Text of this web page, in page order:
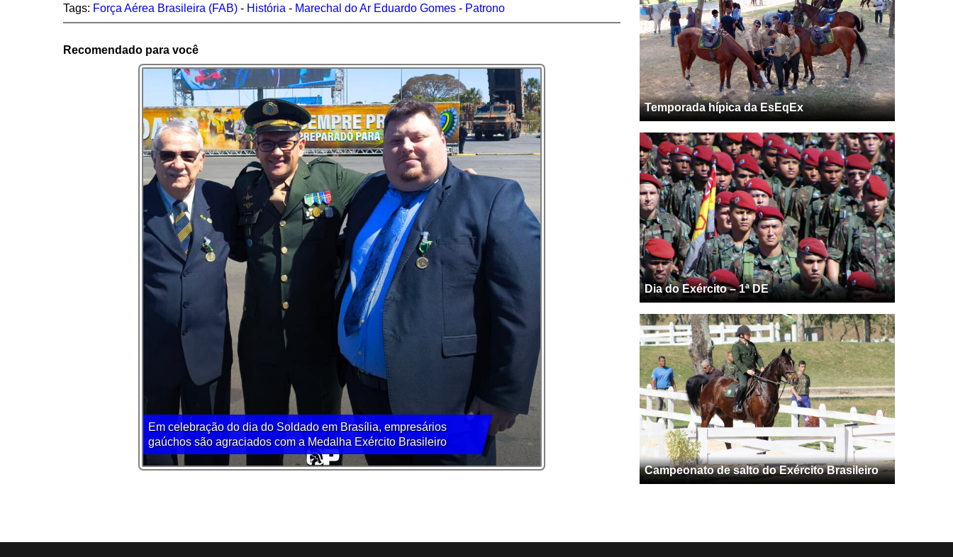
Tags: Força Aérea Brasileira (FAB)- História - Marechal do Ar Eduardo Gomes- Patrono
Recomendado para você
Em celebração do dia do Soldado em Brasília, empresários
gaúchos são agraciados com a Medalha Exército Brasileiro
Temporada hípica da EsEqEx
Dia do Exército – 1ª DE
Campeonato de salto do Exército Brasileiro